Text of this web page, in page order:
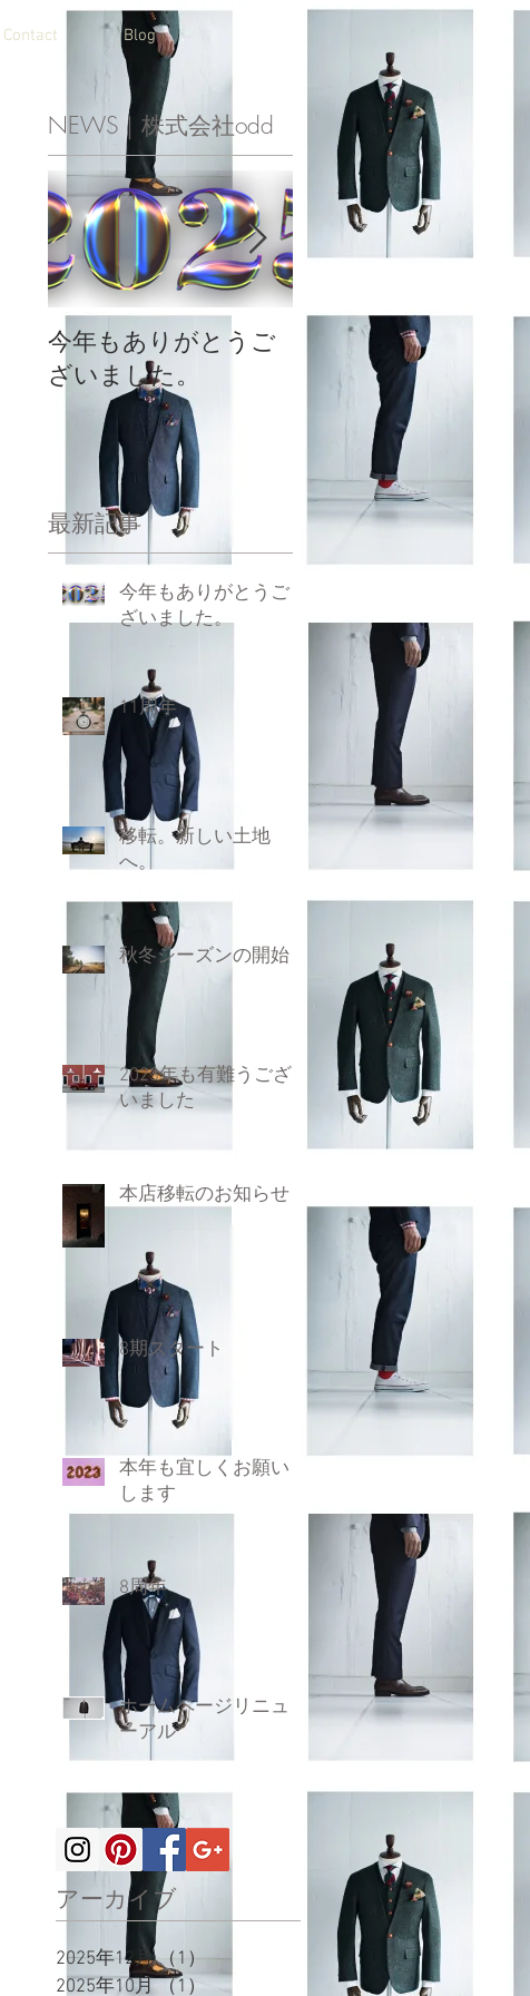
Contact Blog
NEWS｜株式会社odd
今年もありがとうご
ざいました。
2023年も有難うござ
いました
最新記事
今年もありがとうご
ざいました。
11周年
移転。新しい土地
へ。
秋冬シーズンの開始
2023年も有難うござ
いました
本店移転のお知らせ
8期スタート
本年も宜しくお願い
します
8周年
ホームページリニュ
ーアル
アーカイブ
2025年12月 （1）1件の記事
2025年10月 （1） 1件の記事